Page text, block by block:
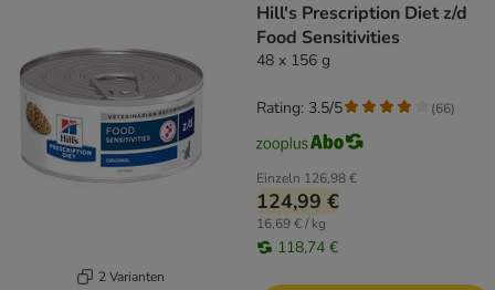
2 Varianten
Hill's Prescription Diet z/d
Food Sensitivities
48 x 156 g
Einzeln 126,98 €
124,99 €
16,69 € / kg
118,74 €
Rating: 3.5/5 (66)